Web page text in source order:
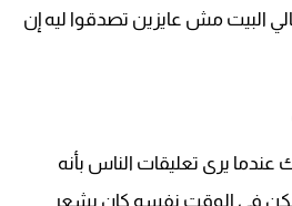
البيت مش عايزين تصدقوا ليه إن
يرى تعليقات الناس بأنه
لكن في الوقت نفسه كان يشعر